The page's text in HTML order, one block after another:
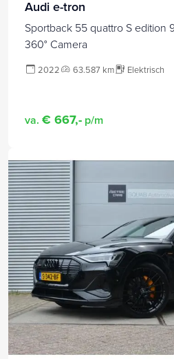
Audi e-tron
Sportback 55 quattro S edition
360° Camera
2022 63.587 km Elektrisch
va. € 667,- p/m